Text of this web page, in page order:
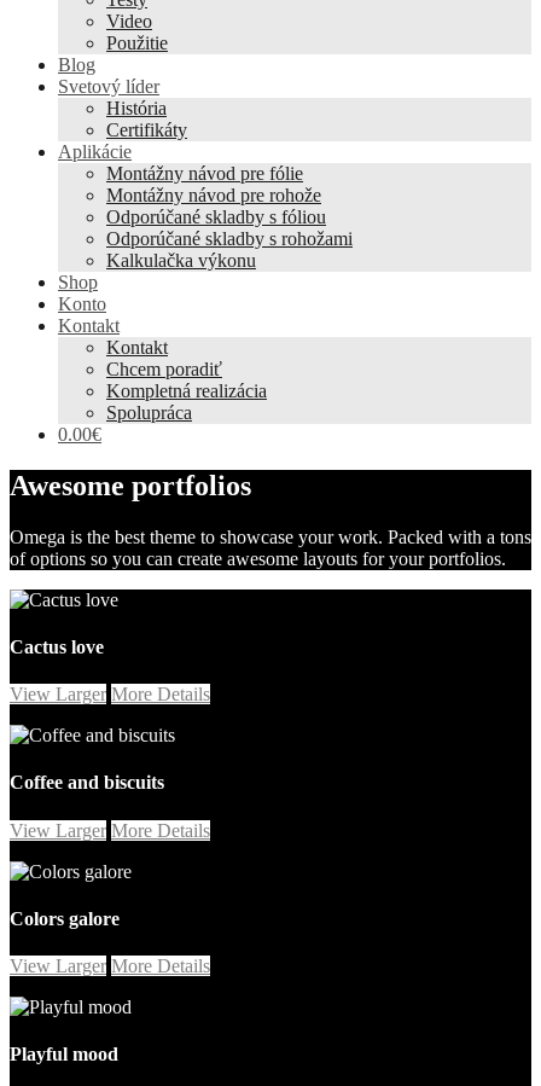
Video
Použitie
Blog
Svetový líder
História
Certifikáty
Aplikácie
Montážny návod pre fólie
Montážny návod pre rohože
Odporúčané skladby s fóliou
Odporúčané skladby s rohožami
Kalkulačka výkonu
Shop
Konto
Kontakt
Kontakt
Chcem poradiť
Kompletná realizácia
Spolupráca
0.00€
Awesome portfolios
Omega is the best theme to showcase your work. Packed with a tons
of options so you can create awesome layouts for your portfolios.
Cactus love
View Larger More Details
Coffee and biscuits
View Larger More Details
Colors galore
View Larger More Details
Playful mood